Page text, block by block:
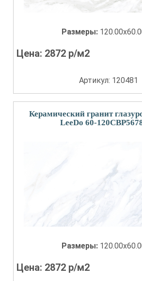
Размеры:
Цена: 2872 р/м2
Артикул: 120481
Керамический гранит
LeeDo 60-
Размеры:
Цена: 2872 р/м2